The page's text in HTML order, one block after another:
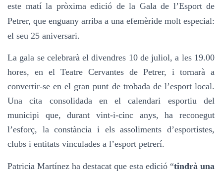
este matí la pròxima edició de la Gala de l’Esport de
Petrer, que enguany arriba a una efemèride molt especial:
el seu 25 aniversari.
La gala se celebrarà el divendres 10 de juliol, a les 19.00
hores, en el Teatre Cervantes de Petrer, i tornarà a
convertir-se en el gran punt de trobada de l’esport local.
Una cita consolidada en el calendari esportiu del
municipi que, durant vint-i-cinc anys, ha reconegut
l’esforç, la constància i els assoliments d’esportistes,
clubs i entitats vinculades a l’esport petrerí.
Patricia Martínez ha destacat que esta edició “tindrà una